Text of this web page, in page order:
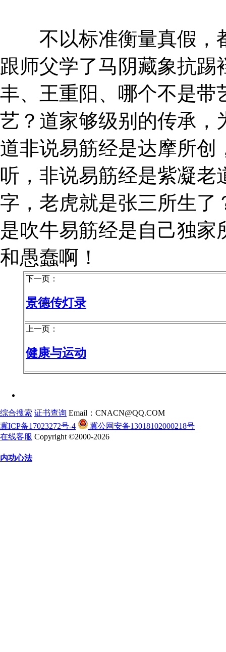
不以标准衡量真假，
跟师父学了马阴藏象抗
丰、王重阳、哪个不是带
艺？道家够级别的传承，
道非说易筋经是达摩所创
听，非说易筋经是紫凝
字，老虎就是张三所生了
是吹牛易筋经是自己独
和愚蠢啊！
下一页：
景德传灯录
上一页：
健康与运动
综合搜索 证书查询 Email：CNACN@QQ.COM
冀ICP备17023272号-4
冀公网安备13018102000218号
在线客服 Copyright ©2000-2026
内功心法